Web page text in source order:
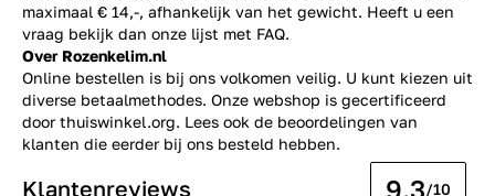
maximaal € 14,-, afhankelijk van het gewicht. Heeft u een
vraag bekijk dan onze lijst met FAQ.
Over Rozenkelim.nl
Online bestellen is bij ons volkomen veilig. U kunt kiezen uit
diverse betaalmethodes. Onze webshop is gecertificeerd
door thuiswinkel.org. Lees ook de beoordelingen van
klanten die eerder bij ons besteld hebben.
Klantenreviews 9.3/10